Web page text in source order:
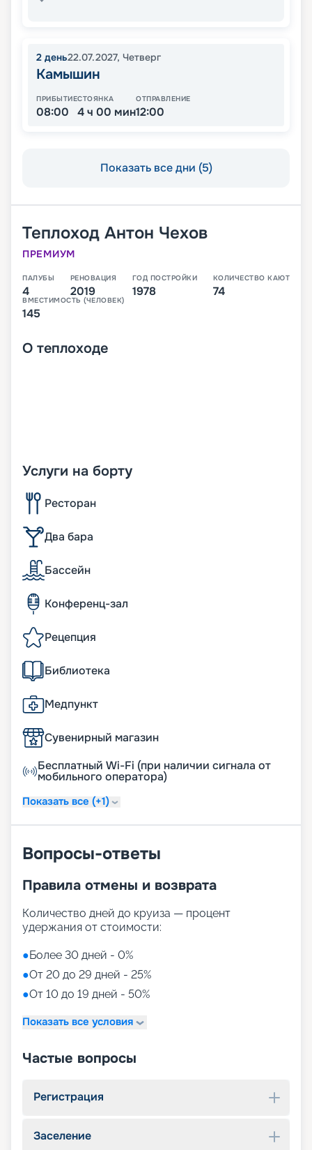
2 день22.07.2027, Четверг
Камышин
ПРИБЫТИЕ
08:00
СТОЯНКА
4 ч 00 мин
ОТПРАВЛЕНИЕ
12:00
Показать все дни (5)
Теплоход Антон Чехов
ПРЕМИУМ
ПАЛУБЫ
4
РЕНОВАЦИЯ
2019
ГОД ПОСТРОЙКИ
1978
КОЛИЧЕСТВО КАЮТ
74
ВМЕСТИМОСТЬ (ЧЕЛОВЕК)
145
О теплоходе
Услуги на борту
Ресторан
Два бара
Бассейн
Конференц-зал
Рецепция
Библиотека
Медпункт
Сувенирный магазин
Бесплатный Wi-Fi (при наличии сигнала от
мобильного оператора)
Показать все (+1)
Вопросы-ответы
Правила отмены и возврата
Количество дней до круиза — процент
удержания от стоимости:
●Более 30 дней - 0%
●От 20 до 29 дней - 25%
●От 10 до 19 дней - 50%
Показать все условия
Частые вопросы
Регистрация
Заселение